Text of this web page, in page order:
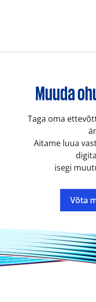
Muuda
Taga oma
Aitame luua
isegi
Võta